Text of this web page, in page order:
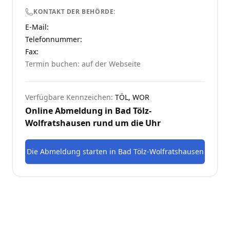
KONTAKT DER BEHÖRDE:
E-Mail:
Telefonnummer:
Fax:
Termin buchen: auf der Webseite
Verfügbare Kennzeichen: TÖL, WOR
Online Abmeldung in Bad Tölz-
Wolfratshausen rund um die Uhr
Die Abmeldung starten in Bad Tölz-Wolfratshausen